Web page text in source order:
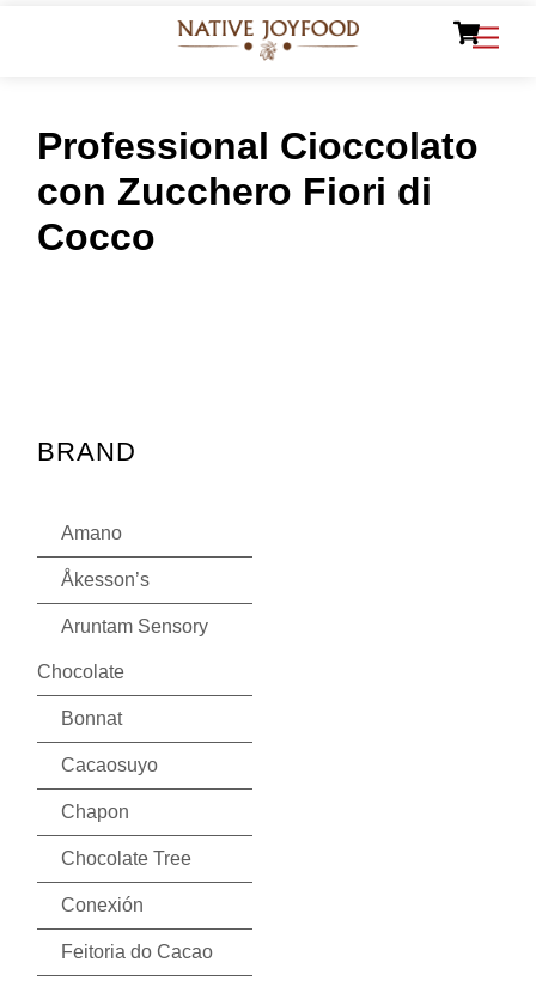
Professional Cioccolato
con Zucchero Fiori di
Cocco
BRAND
Amano
Åkesson’s
Aruntam Sensory
Chocolate
Bonnat
Cacaosuyo
Chapon
Chocolate Tree
Conexión
Feitoria do Cacao